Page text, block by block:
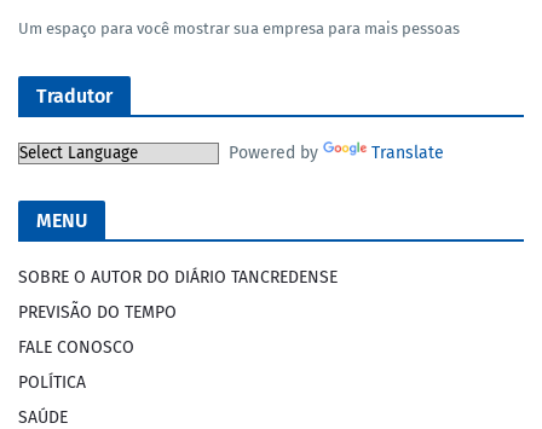
Um espaço para você mostrar sua empresa para mais pessoas
Tradutor
Powered by Translate
MENU
SOBRE O AUTOR DO DIÁRIO TANCREDENSE
PREVISÃO DO TEMPO
FALE CONOSCO
POLÍTICA
SAÚDE